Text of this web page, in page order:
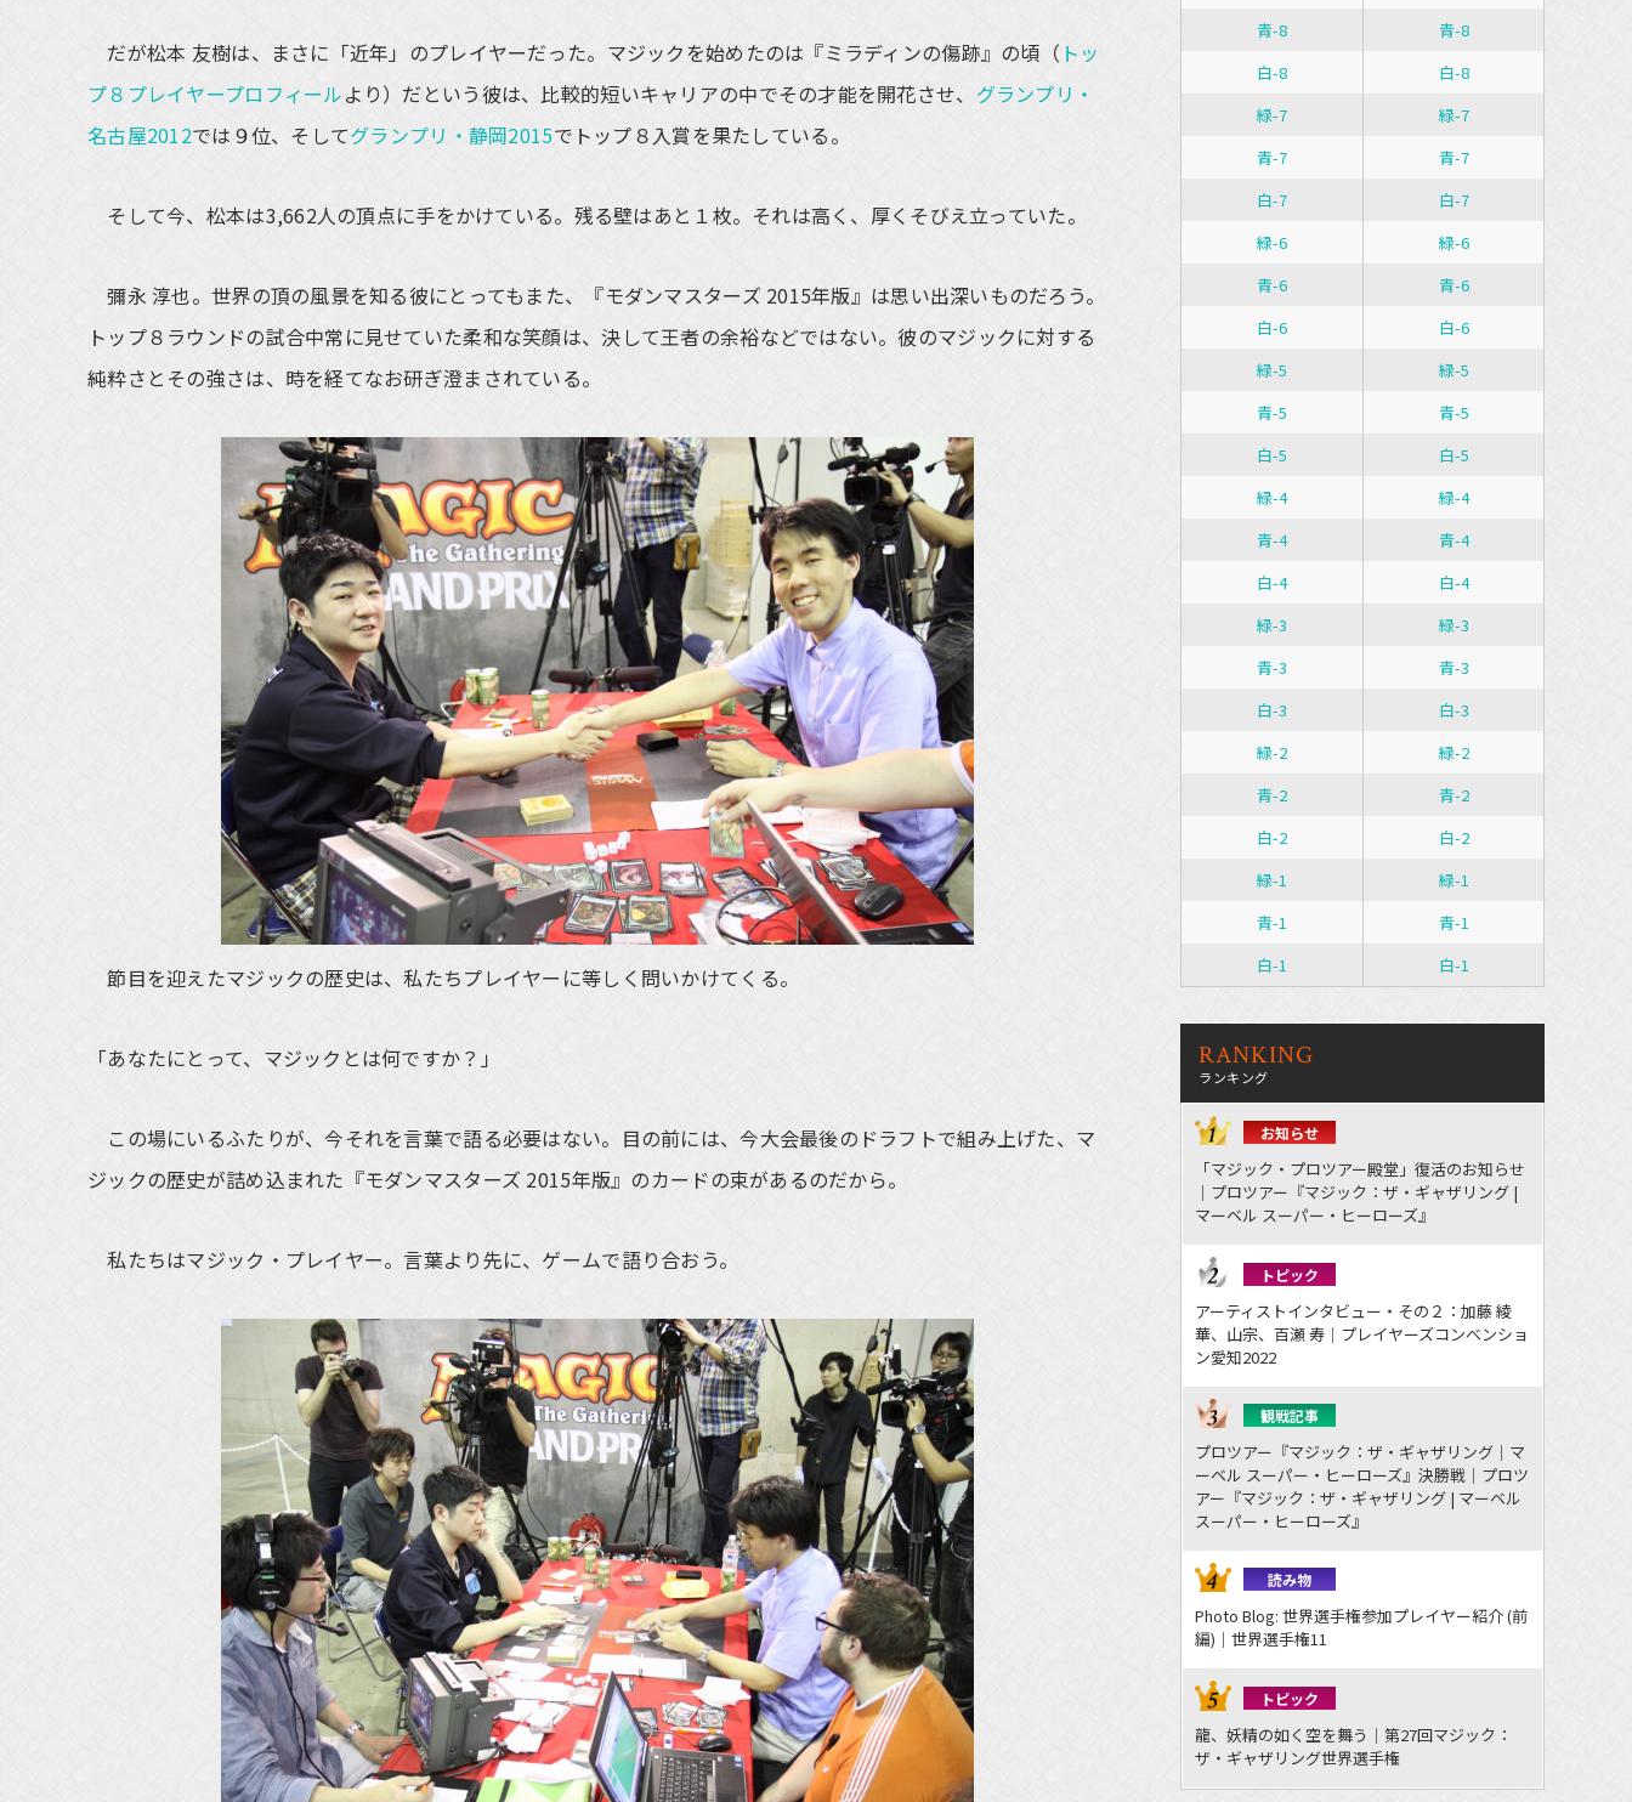
だが松本 友樹は、まさに「近年」のプレイヤーだった。マジックを始めたのは『ミラディンの傷跡』の頃（ トッ
プ８プレイヤープロフィールより）だという彼は、比較的短いキャリアの中でその才能を開花させ、 グランプリ・
名古屋2012では９位、そしてグランプリ・静岡2015でトップ８入賞を果たしている。
そして今、松本は3,662人の頂点に手をかけている。残る壁はあと１枚。それは高く、厚くそびえ立っていた。
彌永 淳也。世界の頂の風景を知る彼にとってもまた、『モダンマスターズ 2015年版』は思い出深いものだろう。
トップ８ラウンドの試合中常に見せていた柔和な笑顔は、決して王者の余裕などではない。彼のマジックに対する
純粋さとその強さは、時を経てなお研ぎ澄まされている。
節目を迎えたマジックの歴史は、私たちプレイヤーに等しく問いかけてくる。
「あなたにとって、マジックとは何ですか？」
この場にいるふたりが、今それを言葉で語る必要はない。目の前には、今大会最後のドラフトで組み上げた、マ
ジックの歴史が詰め込まれた『モダンマスターズ 2015年版』のカードの束があるのだから。
私たちはマジック・プレイヤー。言葉より先に、ゲームで語り合おう。
青-8
青-8
白-8
白-8
緑-7
緑-7
青-7
青-7
白-7
白-7
緑-6
緑-6
青-6
青-6
白-6
白-6
緑-5
緑-5
青-5
青-5
白-5
白-5
緑-4
緑-4
青-4
青-4
白-4
白-4
緑-3
緑-3
青-3
青-3
白-3
白-3
緑-2
緑-2
青-2
青-2
白-2
白-2
緑-1
緑-1
青-1
青-1
白-1
白-1
RANKING
ランキング
お知らせ
「マジック・プロツアー殿堂」復活のお知らせ
｜プロツアー『マジック：ザ・ギャザリング |
マーベル スーパー・ヒーローズ』
トピック
アーティストインタビュー・その２：加藤 綾
華、山宗、百瀬 寿｜プレイヤーズコンベンショ
ン愛知2022
観戦記事
プロツアー『マジック：ザ・ギャザリング｜マ
ーベル スーパー・ヒーローズ』決勝戦｜プロツ
アー『マジック：ザ・ギャザリング | マーベル
スーパー・ヒーローズ』
読み物
Photo Blog: 世界選手権参加プレイヤー紹介 (前
編)｜世界選手権11
トピック
龍、妖精の如く空を舞う｜第27回マジック：
ザ・ギャザリング世界選手権